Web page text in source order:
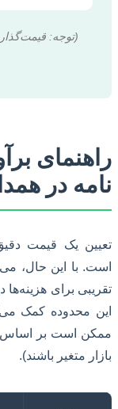
(توجه:
راهنمای
نامه در
تعیین یک قیمت
است. با این حال،
تقریبی برای
این محدوده کمک
ممکن است بر
بازار متغیر باشند).